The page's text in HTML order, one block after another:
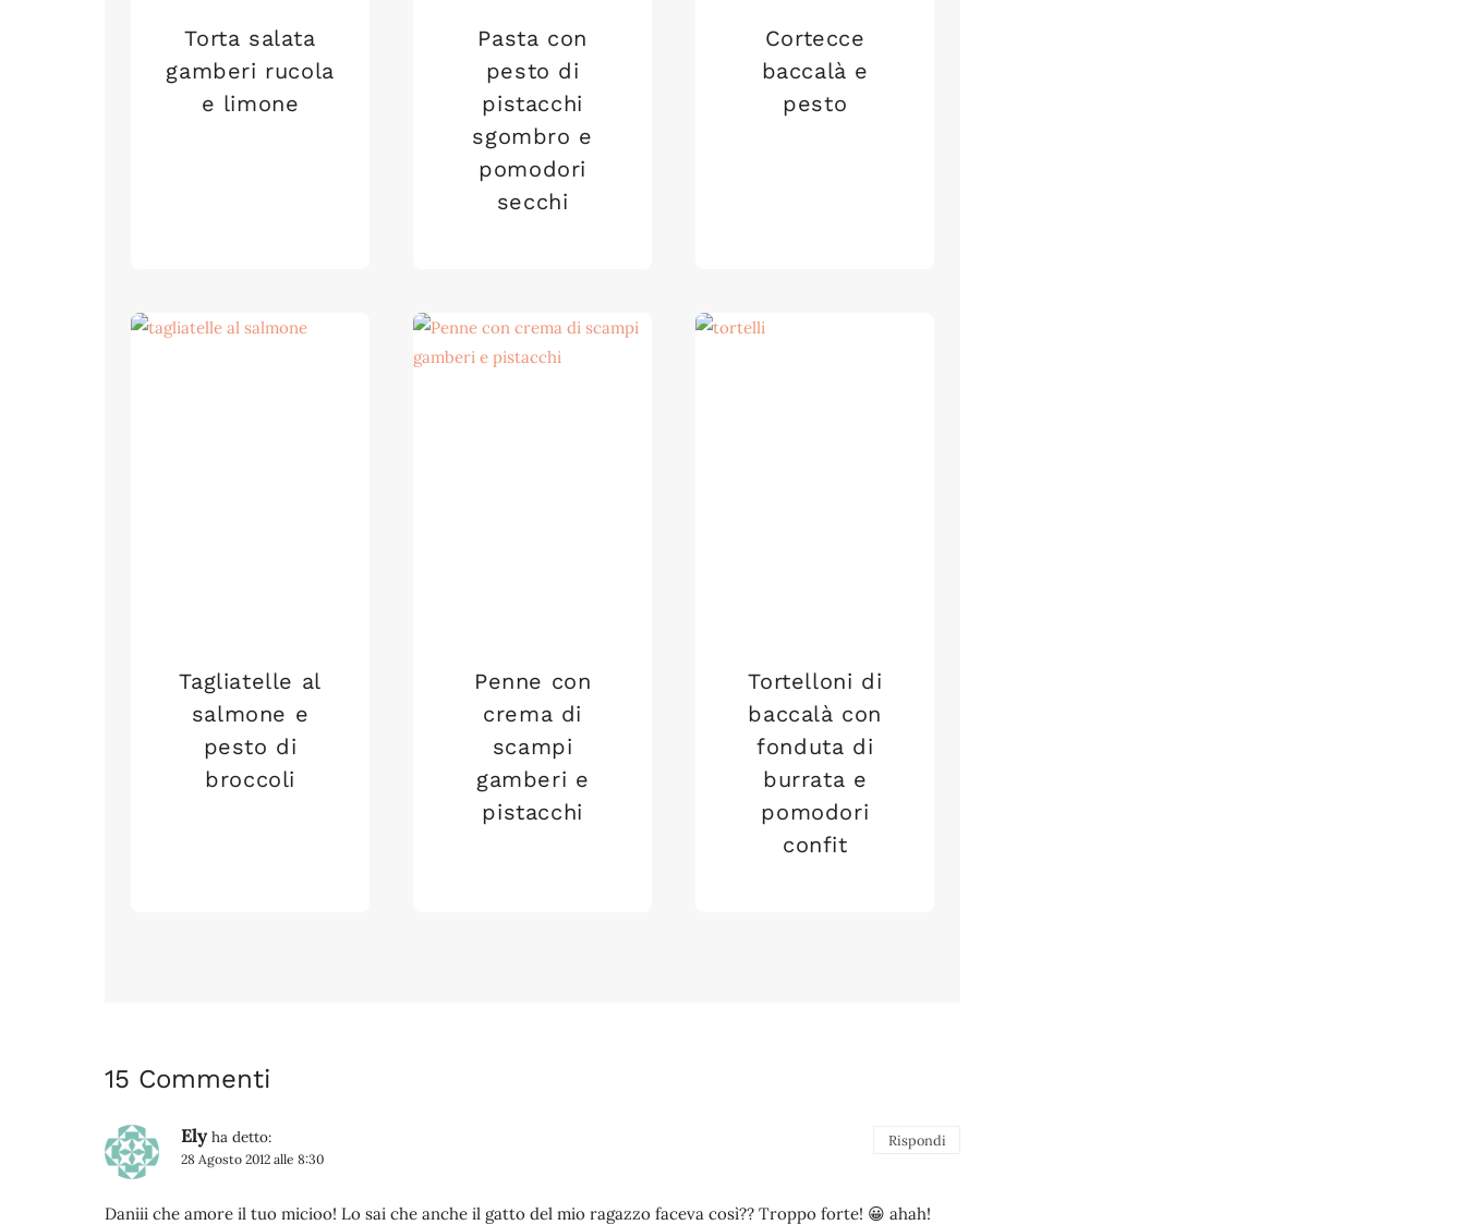
Torta salata
gamberi rucola
e limone
Pasta con
pesto di
pistacchi
sgombro e
pomodori
secchi
Cortecce
baccalà e
pesto
Tagliatelle al
salmone e
pesto di
broccoli
Penne con
crema di
scampi
gamberi e
pistacchi
Tortelloni di
baccalà con
fonduta di
burrata e
pomodori
confit
15 Commenti
Ely ha detto:
28 Agosto 2012 alle 8:30
Daniii che amore il tuo micioo! Lo sai che anche il gatto del mio ragazzo faceva così?? Troppo forte! 😀 ahah!
Rispondi